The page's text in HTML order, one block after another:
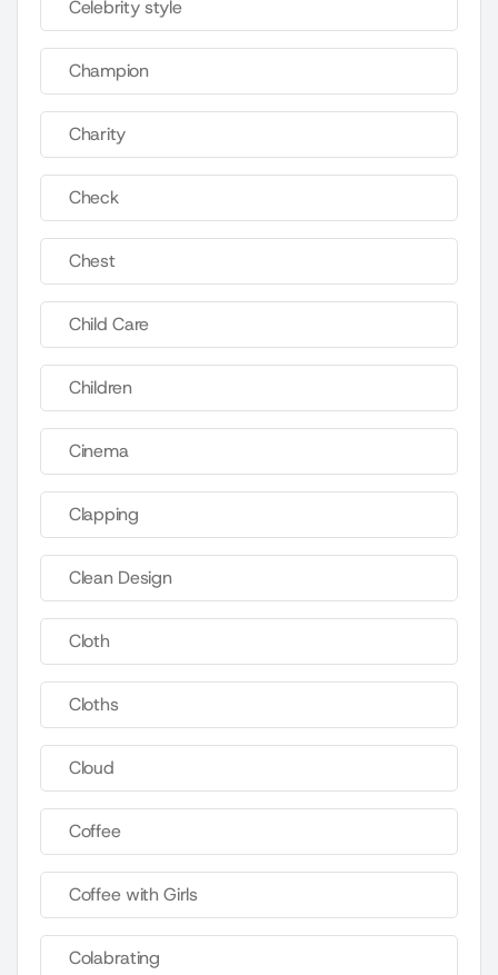
Celebrity style
Champion
Charity
Check
Chest
Child Care
Children
Cinema
Clapping
Clean Design
Cloth
Cloths
Cloud
Coffee
Coffee with Girls
Colabrating